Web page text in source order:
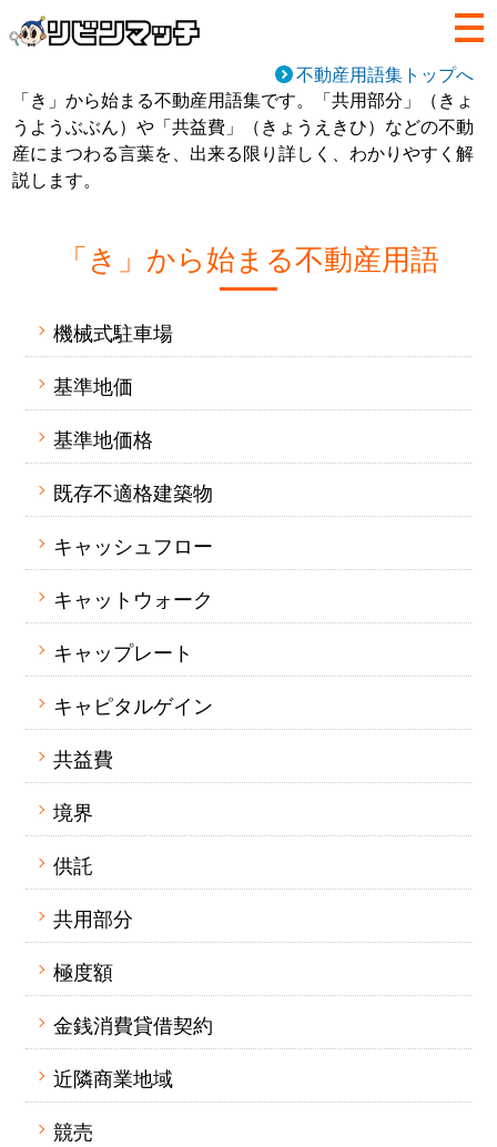
不動産用語集トップへ
「き」から始まる不動産用語集です。「共用部分」（きょ
うようぶぶん）や「共益費」（きょうえきひ）などの不動
産にまつわる言葉を、出来る限り詳しく、わかりやすく解
説します。
「き」から始まる不動産用語
機械式駐車場
基準地価
基準地価格
既存不適格建築物
キャッシュフロー
キャットウォーク
キャップレート
キャピタルゲイン
共益費
境界
供託
共用部分
極度額
金銭消費貸借契約
近隣商業地域
競売